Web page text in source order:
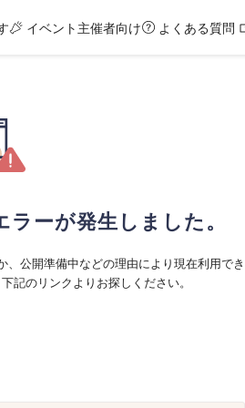
イベント主催者向け よくある質問
ーが発生しました。
公開準備中などの理由により現在利用でき
記のリンクよりお探しください。